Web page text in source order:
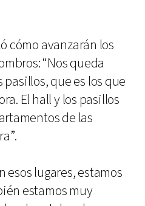
cómo avanzarán los
“Nos queda
que es los que
El hall y los pasillos
de las
esos lugares, estamos
estamos muy